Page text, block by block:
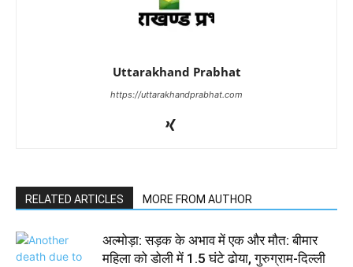
Uttarakhand Prabhat
https://uttarakhandprabhat.com
RELATED ARTICLES MORE FROM AUTHOR
अल्मोड़ा: सड़क के अभाव में एक और मौत: बीमार
महिला को डोली में 1.5 घंटे ढोया, गुरुग्राम-दिल्ली